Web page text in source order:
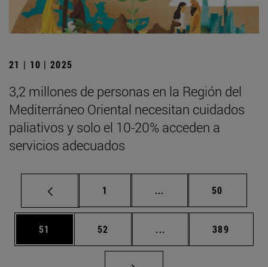
21 | 10 | 2025
3,2 millones de personas en la Región del
Mediterráneo Oriental necesitan cuidados
paliativos y solo el 10-20% acceden a
servicios adecuados
Página
1 ... Páginas intermedias
Página
50
Página
51 Página
52 ... Páginas intermedias
Página
389